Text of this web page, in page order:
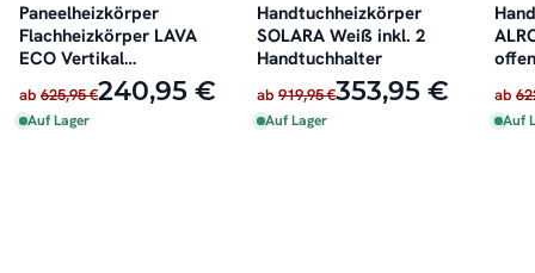
Paneelheizkörper
Flachheizkörper LAVA
ECO Vertikal
Doppellagig Anthrazit
ab 625,95 €240,95 €
Auf Lager
Handtuchheizkörper
SOLARA Weiß inkl. 2
Handtuchhalter
ab 919,95 €353,95 €
Auf Lager
ab
Auf